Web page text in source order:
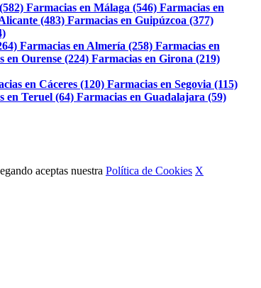
Farmacias en Málaga (546) Farmacias en
(483) Farmacias en Guipúzcoa (377)
Farmacias en Almería (258) Farmacias en
en Ourense (224) Farmacias en Girona (219)
en Cáceres (120) Farmacias en Segovia (115)
en Teruel (64) Farmacias en Guadalajara (59)
aceptas nuestra Política de Cookies X